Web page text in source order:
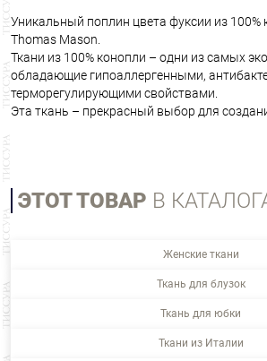
Уникальный поплин цвета фуксии из 100%
Thomas Mason.
Ткани из 100% конопли – одни из самых
обладающие гипоаллергенными,
терморегулирующими свойствами.
Эта ткань – прекрасный выбор для
ЭТОТ ТОВАР В
Женские ткани
Ткань для блузок
Ткань для юбки
Ткани из Италии